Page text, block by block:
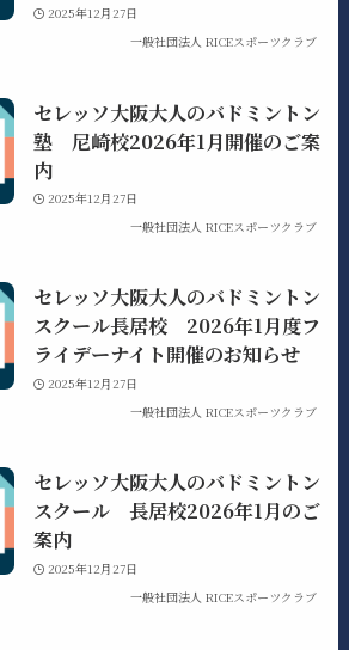
2025年12月27日
一般社団法人 RICEスポーツクラブ
セレッソ大阪大人のバドミントン
塾 尼崎校2026年1月開催のご案
内
2025年12月27日
一般社団法人 RICEスポーツクラブ
セレッソ大阪大人のバドミントン
スクール長居校 2026年1月度フ
ライデーナイト開催のお知らせ
2025年12月27日
一般社団法人 RICEスポーツクラブ
セレッソ大阪大人のバドミントン
スクール 長居校2026年1月のご
案内
2025年12月27日
一般社団法人 RICEスポーツクラブ